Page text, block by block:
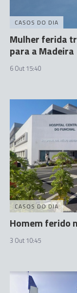
CASOS DO DIA
Mulher ferida
para a Madeira
6 Out 15:40
CASOS DO DIA
Homem ferido
3 Out 10:45